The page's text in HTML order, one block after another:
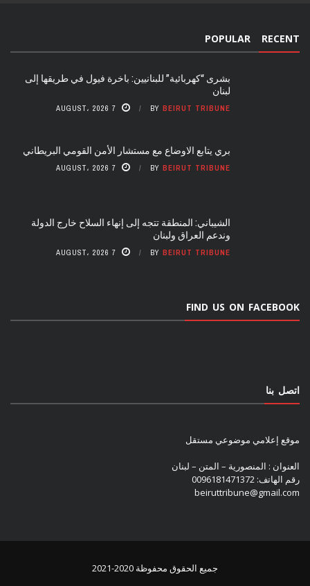
RECENT
POPULAR
بشرى “كهربائية” للبنانيين: باخرة فيول في طريقها إلى
لبنان
BY BEIRUT TRIBUNE 7 AUGUST، 2026
بري يتابع الاوضاع مع مستشار الأمن القومي البريطاني
BY BEIRUT TRIBUNE 7 AUGUST، 2026
الشيباني: المنطقة تتجه إلى إنهاء السلاح خارج الدولة
وندعم العراق ولبنان
BY BEIRUT TRIBUNE 7 AUGUST، 2026
FIND US ON FACEBOOK
اتصل بنا
موقع إعلامي موضوعي مستقل
العنوان : المنصورية – المتن – لبنان
رقم الهاتف: 0096181471372
beiruttribune@gmail.com
جميع الحقوق محفوظة 2020-2021